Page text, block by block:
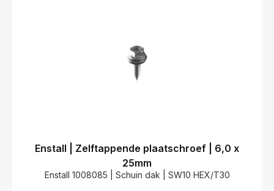
Enstall | Zelftappende plaatschroef | 6,0 x
25mm
Enstall 1008085 | Schuin dak | SW10 HEX/T30